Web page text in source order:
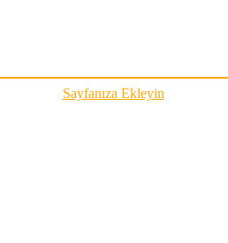
Sayfanıza Ekleyin